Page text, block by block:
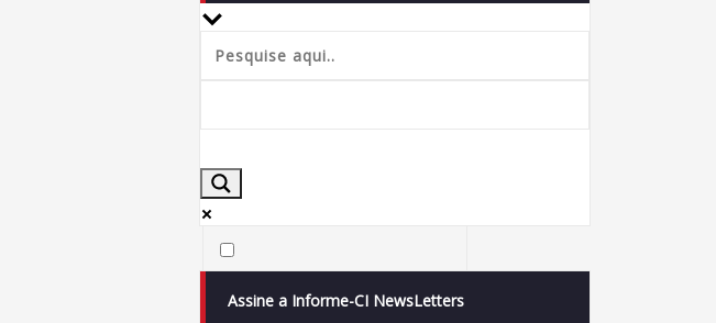
Buscar correspondência exata
Assine a Informe-CI NewsLetters